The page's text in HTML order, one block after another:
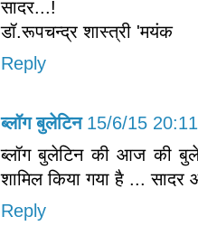
सादर...!
डॉ.रूपचन्द्र शास्त्री 'मयंक
Reply
ब्लॉग बुलेटिन 15/6/15 20:11
ब्लॉग बुलेटिन की आज की
शामिल किया गया है ... सादर
Reply